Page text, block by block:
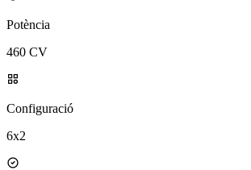
Potència
460 CV
Configuració
6x2